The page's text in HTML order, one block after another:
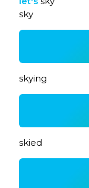
sky
skying
skied